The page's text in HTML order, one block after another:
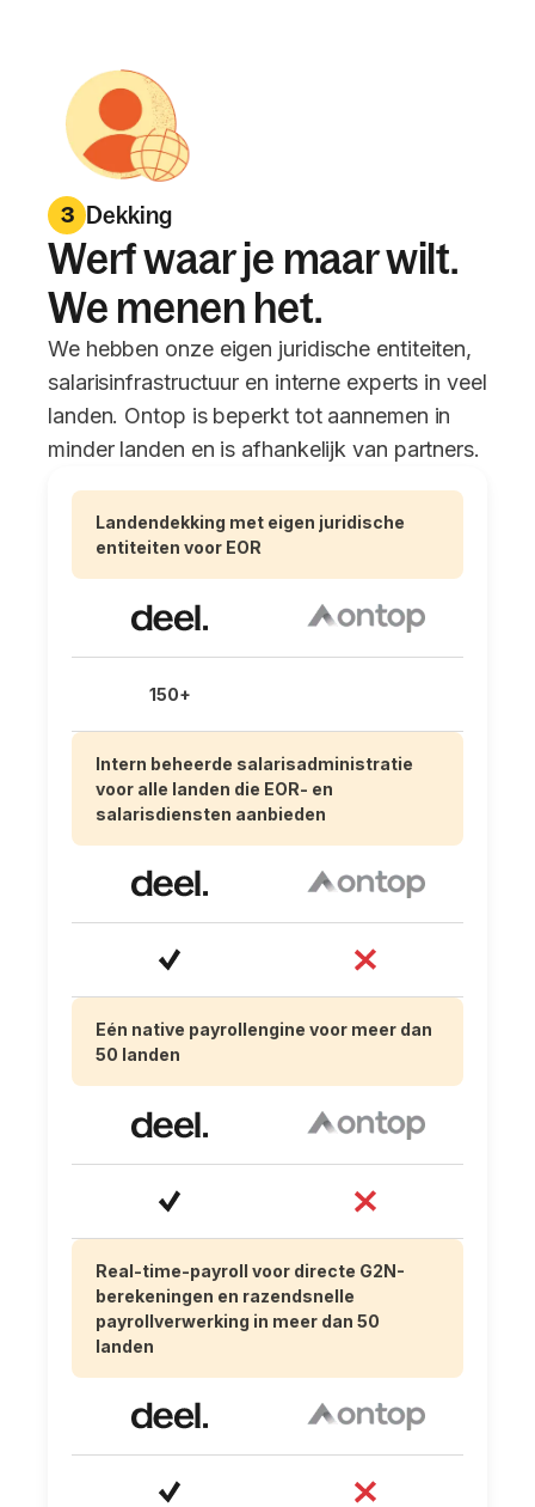
3 Dekking
Werf waar je maar wilt.
We menen het.
We hebben onze eigen juridische entiteiten,
salarisinfrastructuur en interne experts in veel
landen. Ontop is beperkt tot aannemen in
minder landen en is afhankelijk van partners.
Landendekking met eigen juridische
entiteiten voor EOR
150+
Intern beheerde salarisadministratie
voor alle landen die EOR- en
salarisdiensten aanbieden
Eén native payrollengine voor meer dan
50 landen
Real-time-payroll voor directe G2N-
berekeningen en razendsnelle
payrollverwerking in meer dan 50
landen